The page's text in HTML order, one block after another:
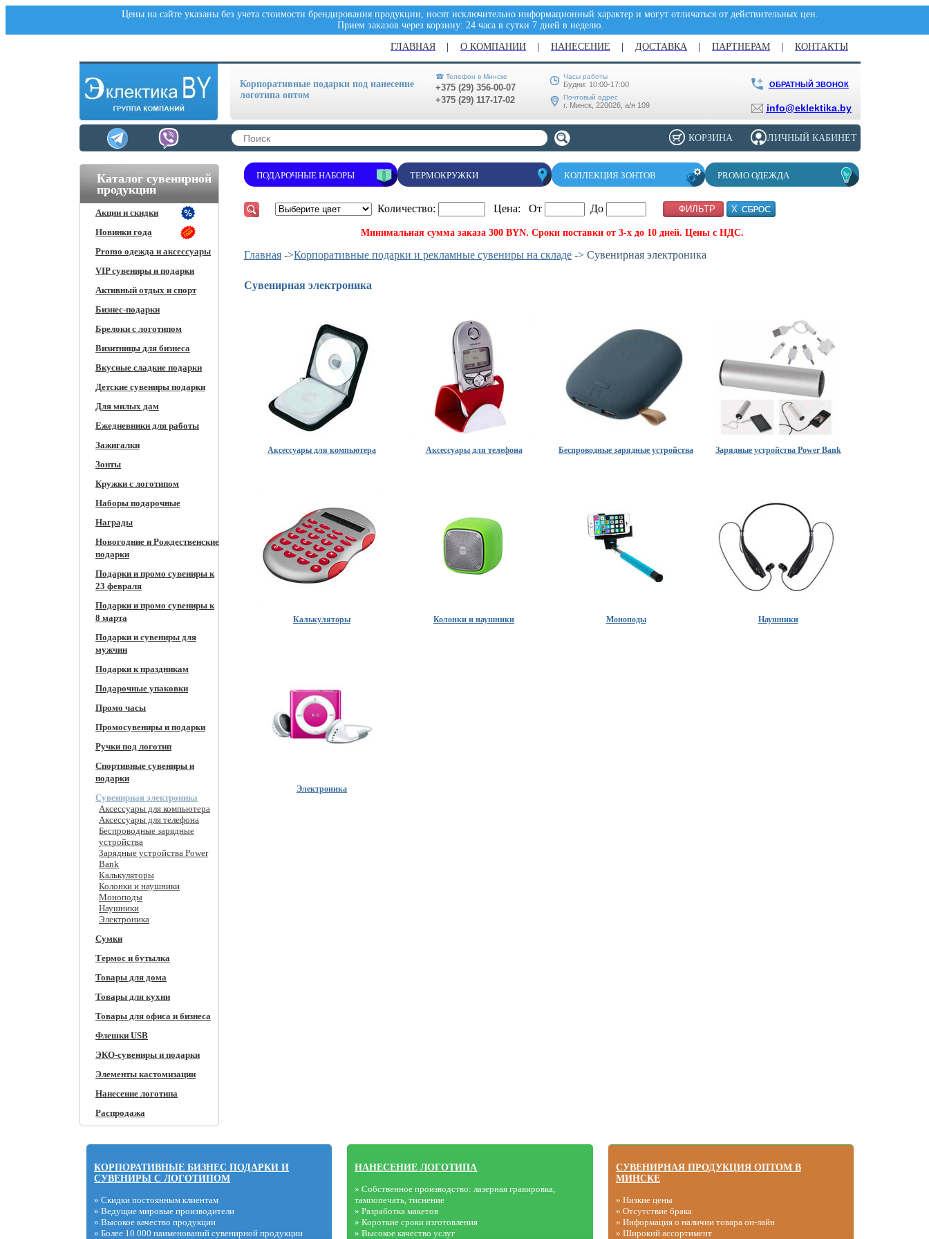
Цены на сайте указаны без учета стоимости брендирования продукции, носят исключительно информационный характер и могут отличаться от действительных цен.
Прием заказов через корзину: 24 часа в сутки 7 дней в неделю.
ГЛАВНАЯ О КОМПАНИИ НАНЕСЕНИЕ ДОСТАВКА ПАРТНЕРАМ КОНТАКТЫ
Корпоративные подарки под нанесение
логотипа оптом
☎ Телефон в Минске
+375 (29) 356-00-07
+375 (29) 117-17-02
Часы работы
Будни: 10:00-17:00
Почтовый адрес
г. Минск, 220026, а/я 109
ОБРАТНЫЙ ЗВОНОК
info@eklektika.by
Каталог сувенирной
продукции
Акции и скидки
Новинки года
Promo одежда и аксессуары
VIP сувениры и подарки
Активный отдых и спорт
Бизнес-подарки
Брелоки с логотипом
Визитницы для бизнеса
Вкусные сладкие подарки
Детские сувениры подарки
Для милых дам
Ежедневники для работы
Зажигалки
Зонты
Кружки c логотипом
Наборы подарочные
Награды
Новогодние и Рождественские
подарки
Подарки и промо сувениры к
23 февраля
Подарки и промо сувениры к
8 марта
Подарки и сувениры для
мужчин
Подарки к праздникам
Подарочные упаковки
Промо часы
Промосувениры и подарки
Ручки под логотип
Спортивные сувениры и
подарки
Сувенирная электроника
Аксессуары для компьютера
Аксессуары для телефона
Беспроводные зарядные
устройства
Зарядные устройства Power
Bank
Калькуляторы
Колонки и наушники
Моноподы
Наушники
Электроника
Сумки
Термос и бутылка
Товары для дома
Товары для кухни
Товары для офиса и бизнеса
Флешки USB
ЭКО-сувениры и подарки
Элементы кастомизации
Нанесение логотипа
Распродажа
ПОДАРОЧНЫЕ НАБОРЫ ТЕРМОКРУЖКИ КОЛЛЕКЦИЯ ЗОНТОВ PROMO ОДЕЖДА
Количество: Цена: От До
Минимальная сумма заказа 300 BYN. Сроки поставки от 3-х до 10 дней. Цены с НДС.
Главная ->Корпоративные подарки и рекламные сувениры на складе -> Сувенирная электроника
Сувенирная электроника
Аксессуары для компьютера Аксессуары для телефона Беспроводные зарядные устройства Зарядные устройства Power Bank
Калькуляторы Колонки и наушники Моноподы Наушники
Электроника
КОРПОРАТИВНЫЕ БИЗНЕС ПОДАРКИ И
СУВЕНИРЫ С ЛОГОТИПОМ
» Скидки постоянным клиентам
» Ведущие мировые производители
» Высокое качество продукции
» Более 10 000 наименований сувенирной продукции
НАНЕСЕНИЕ ЛОГОТИПА
» Собственное производство: лазерная гравировка,
тампопечать, тиснение
» Разработка макетов
» Короткие сроки изготовления
» Высокое качество услуг
СУВЕНИРНАЯ ПРОДУКЦИЯ ОПТОМ В
МИНСКЕ
» Низкие цены
» Отсутствие брака
» Информация о наличии товара он-лайн
» Широкий ассортимент
ЛИЧНЫЙ КАБИНЕТ
КОРЗИНА